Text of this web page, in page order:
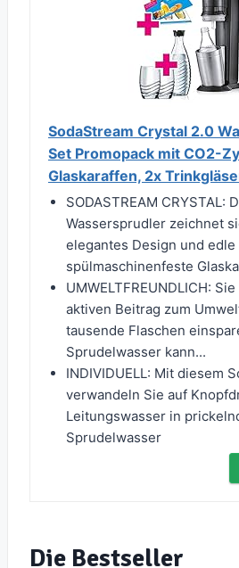
SodaStream Crystal 2.0
Set Promopack mit CO2-
Glaskaraffen, 2x
SODASTREAM CRYSTAL:
Wassersprudler zeichnet
elegantes Design und edle
spülmaschinenfeste
UMWELTFREUNDLICH:
aktiven Beitrag zum
tausende Flaschen
Sprudelwasser kann...
INDIVIDUELL: Mit diesem
verwandeln Sie auf
Leitungswasser in
Sprudelwasser
Die Bestseller